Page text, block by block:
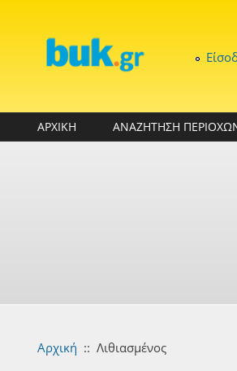
ΑΡΧΙΚΗ ΑΝΑΖΗΤΗΣΗ
Αρχική :: Λιθιασμένος